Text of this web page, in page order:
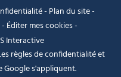
- Plan du site-
- Éditer mes cookies-
Interactive
règles de confidentialitéet
Google s'appliquent.